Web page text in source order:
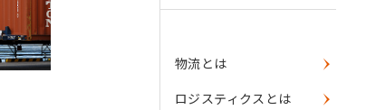
物流とは
ロジスティクスとは